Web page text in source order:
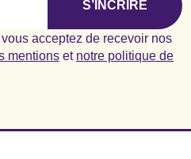
acceptez de recevoir nos
mentions et notre politique de
S’INCRIRE